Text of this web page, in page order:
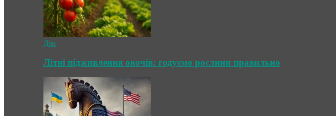
Дім
Літні підживлення овочів: годуємо рослини правильно